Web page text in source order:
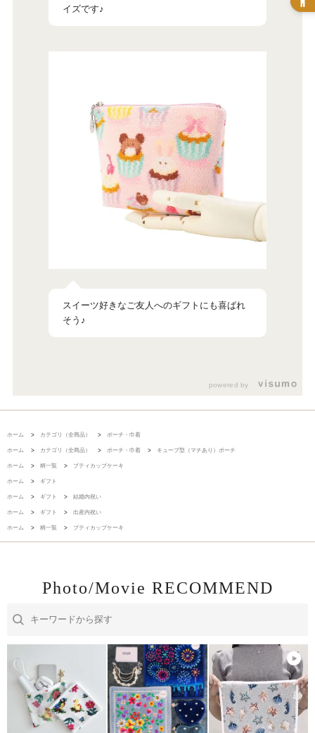
イズです♪
スイーツ好きなご友人へのギフトにも喜ばれ
そう♪
powered by
ホーム > カテゴリ（全商品） > ポーチ・巾着
ホーム > カテゴリ（全商品） > ポーチ・巾着 > キューブ型（マチあり）ポーチ
ホーム > 柄一覧 > プティカップケーキ
ホーム > ギフト
ホーム > ギフト > 結婚内祝い
ホーム > ギフト > 出産内祝い
ホーム > 柄一覧 > プティカップケーキ
Photo/Movie RECOMMEND